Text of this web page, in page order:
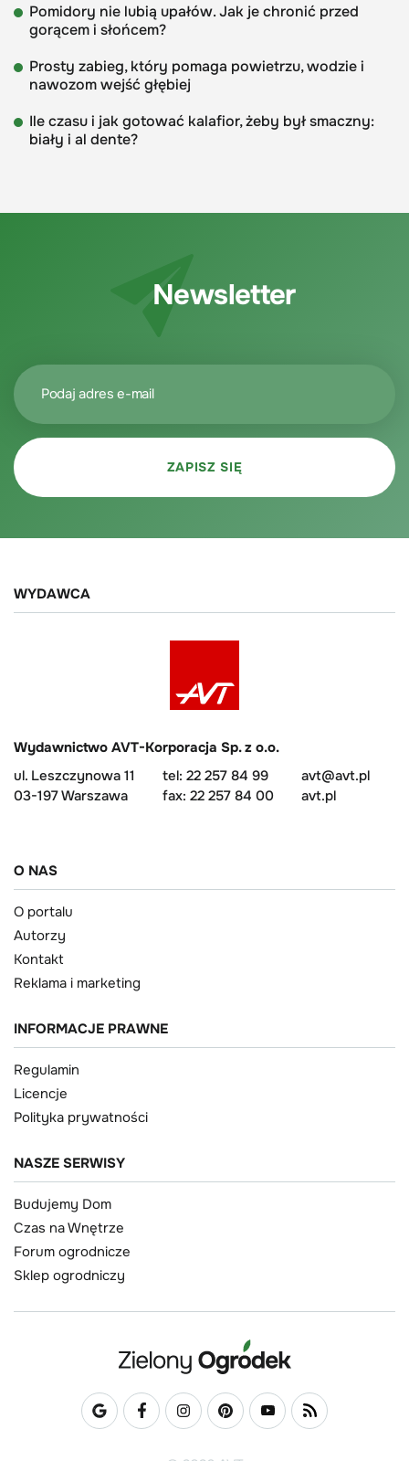
Pomidory nie lubią upałów. Jak je chronić przed
gorącem i słońcem?
Prosty zabieg, który pomaga powietrzu, wodzie i
nawozom wejść głębiej
Ile czasu i jak gotować kalafior, żeby był smaczny:
biały i al dente?
Newsletter
WYDAWCA
Wydawnictwo AVT-Korporacja Sp. z o.o.
ul. Leszczynowa 11
03-197 Warszawa
tel: 22 257 84 99
fax: 22 257 84 00
avt@avt.pl
avt.pl
O NAS
O portalu
Autorzy
Kontakt
Reklama i marketing
INFORMACJE PRAWNE
Regulamin
Licencje
Polityka prywatności
NASZE SERWISY
Budujemy Dom
Czas na Wnętrze
Forum ogrodnicze
Sklep ogrodniczy